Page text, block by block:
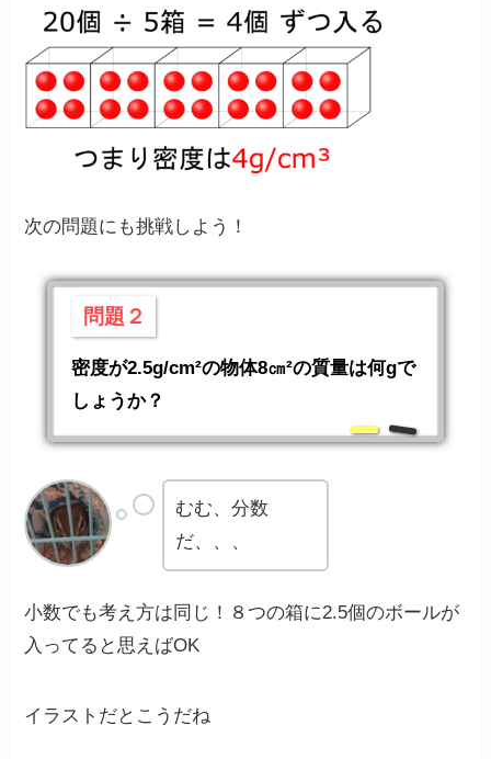
次の問題にも挑戦しよう！
問題２
密度が2.5g/cm²の物体8㎝²の質量は何gで
しょうか？
むむ、分数
だ、、、
小数でも考え方は同じ！８つの箱に2.5個のボールが
入ってると思えばOK
イラストだとこうだね